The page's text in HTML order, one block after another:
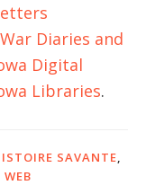
Diaries and
Digital
Libraries.
SAVANTE,
WEB